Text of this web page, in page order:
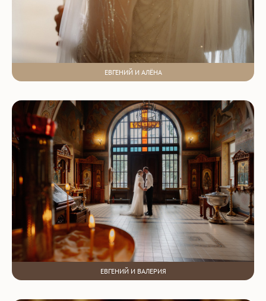
ЕВГЕНИЙ И АЛЁНА
ЕВГЕНИЙ И ВАЛЕРИЯ